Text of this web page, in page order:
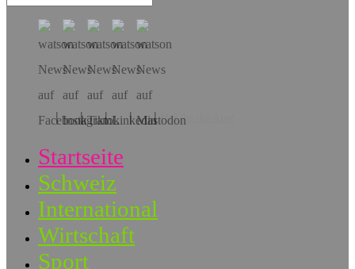
Hol dir die App!
Startseite
Schweiz
International
Wirtschaft
Sport